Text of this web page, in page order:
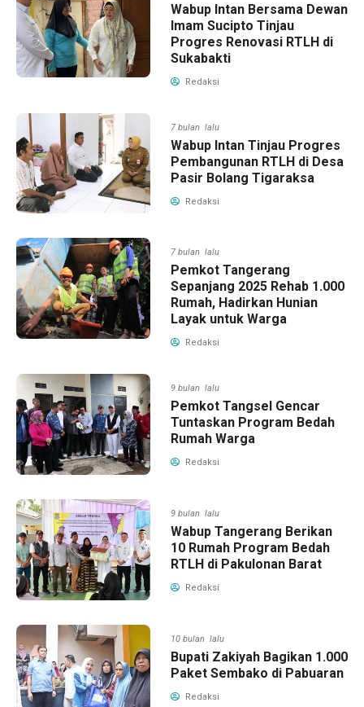
Wabup Intan Bersama Dewan
Imam Sucipto Tinjau
Progres Renovasi RTLH di
Sukabakti
Redaksi
7 bulan lalu
Wabup Intan Tinjau Progres
Pembangunan RTLH di Desa
Pasir Bolang Tigaraksa
Redaksi
7 bulan lalu
Pemkot Tangerang
Sepanjang 2025 Rehab 1.000
Rumah, Hadirkan Hunian
Layak untuk Warga
Redaksi
9 bulan lalu
Pemkot Tangsel Gencar
Tuntaskan Program Bedah
Rumah Warga
Redaksi
9 bulan lalu
Wabup Tangerang Berikan
10 Rumah Program Bedah
RTLH di Pakulonan Barat
Redaksi
10 bulan lalu
Bupati Zakiyah Bagikan 1.000
Paket Sembako di Pabuaran
Redaksi